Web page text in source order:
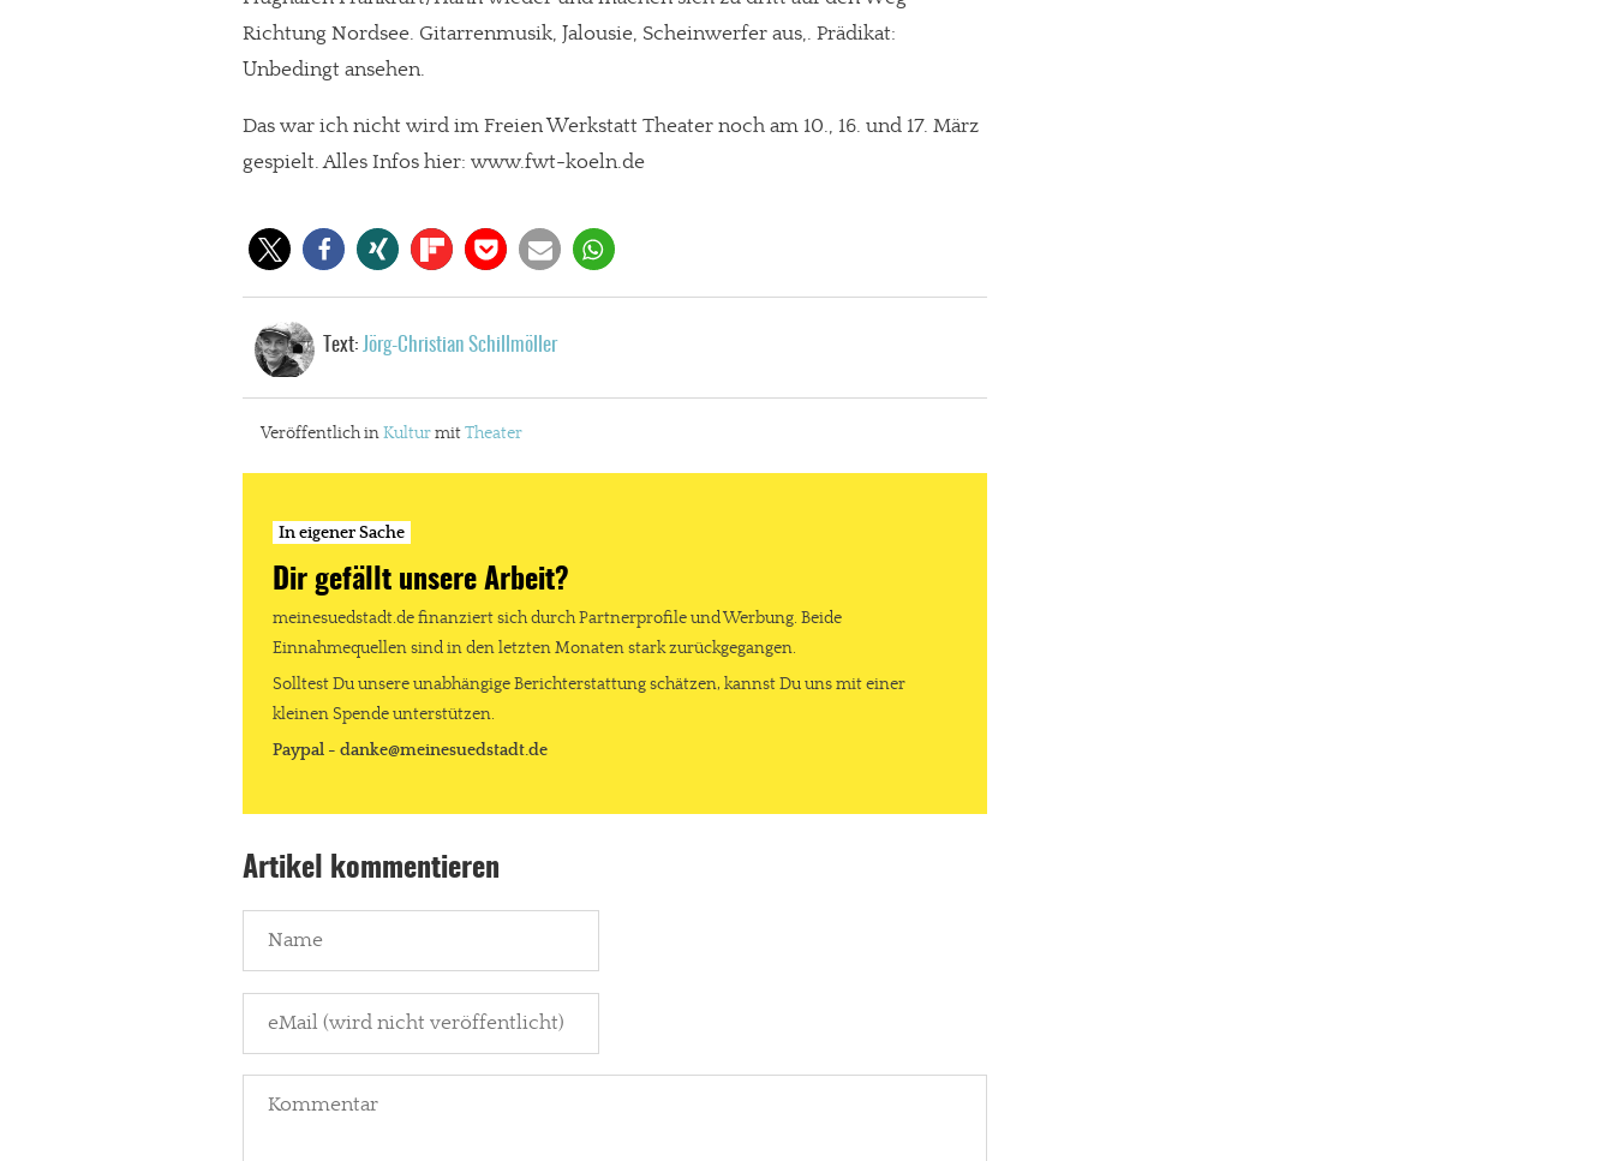
Richtung Nordsee. Gitarrenmusik, Jalousie, Scheinwerfer aus,. Prädikat:
Unbedingt ansehen.
Das war ich nicht wird im Freien Werkstatt Theater noch am 10., 16. und 17. März
gespielt. Alles Infos hier: www.fwt-koeln.de
Text: Jörg-Christian Schillmöller
Veröffentlich inKulturmitTheater
In eigener Sache
Dir gefällt unsere Arbeit?
meinesuedstadt.de finanziert sich durch Partnerprofile und Werbung. Beide
Einnahmequellen sind in den letzten Monaten stark zurückgegangen.
Solltest Du unsere unabhängige Berichterstattung schätzen, kannst Du uns mit einer
kleinen Spende unterstützen.
Paypal - danke@meinesuedstadt.de
Artikel kommentieren